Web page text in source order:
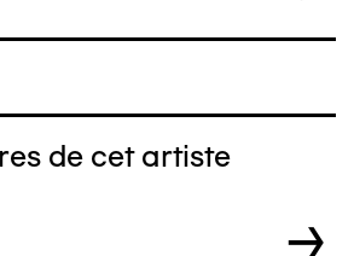
de cet artiste
→